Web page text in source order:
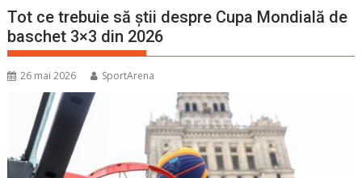
Tot ce trebuie să știi despre Cupa Mondială de
baschet 3×3 din 2026
26 mai 2026 SportArena